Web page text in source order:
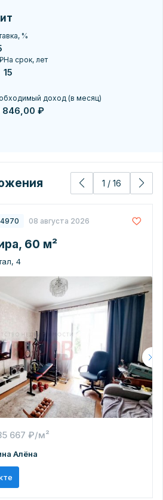
%
На срок, лет
доход (в месяц)
846,00 ₽
1 / 16
08 августа 2026
60 м²
4
667 ₽/м²
Алёна